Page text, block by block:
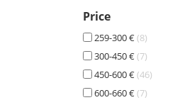
Price
259-300 € 8
300-450 € 7
450-600 € 46
600-660 € 7